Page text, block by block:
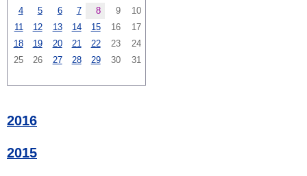
4
5 6 7 8 9
10
11
12 13 14 15 16
17
18
19 20 21 22 23
24
25
26 27 28 29 30 31
2016
2015